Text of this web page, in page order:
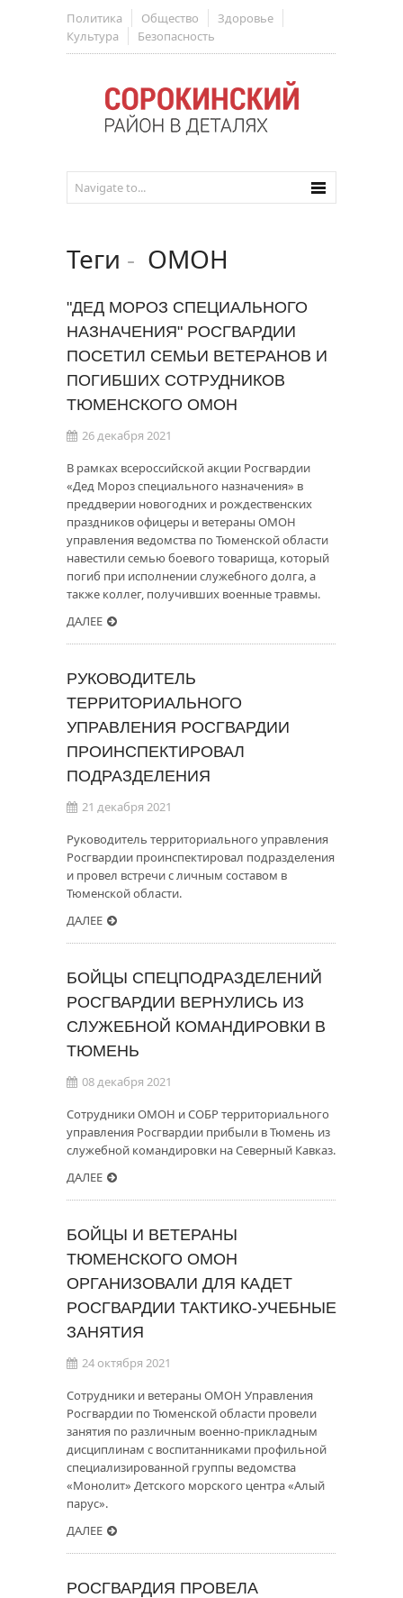
Политика Общество
Здоровье
Культура
Безопасность
Теги - ОМОН
"ДЕД МОРОЗ СПЕЦИАЛЬНОГО
НАЗНАЧЕНИЯ" РОСГВАРДИИ
ПОСЕТИЛ СЕМЬИ ВЕТЕРАНОВ И
ПОГИБШИХ СОТРУДНИКОВ
ТЮМЕНСКОГО ОМОН
26 декабря 2021
В рамках всероссийской акции Росгвардии
«Дед Мороз специального назначения» в
преддверии новогодних и рождественских
праздников офицеры и ветераны ОМОН
управления ведомства по Тюменской области
навестили семью боевого товарища, который
погиб при исполнении служебного долга, а
также коллег, получивших военные травмы.
ДАЛЕЕ
РУКОВОДИТЕЛЬ
ТЕРРИТОРИАЛЬНОГО
УПРАВЛЕНИЯ РОСГВАРДИИ
ПРОИНСПЕКТИРОВАЛ
ПОДРАЗДЕЛЕНИЯ
21 декабря 2021
Руководитель территориального управления
Росгвардии проинспектировал подразделения
и провел встречи с личным составом в
Тюменской области.
ДАЛЕЕ
БОЙЦЫ СПЕЦПОДРАЗДЕЛЕНИЙ
РОСГВАРДИИ ВЕРНУЛИСЬ ИЗ
СЛУЖЕБНОЙ КОМАНДИРОВКИ В
ТЮМЕНЬ
08 декабря 2021
Сотрудники ОМОН и СОБР территориального
управления Росгвардии прибыли в Тюмень из
служебной командировки на Северный Кавказ.
ДАЛЕЕ
БОЙЦЫ И ВЕТЕРАНЫ
ТЮМЕНСКОГО ОМОН
ОРГАНИЗОВАЛИ ДЛЯ КАДЕТ
РОСГВАРДИИ ТАКТИКО-УЧЕБНЫЕ
ЗАНЯТИЯ
24 октября 2021
Сотрудники и ветераны ОМОН Управления
Росгвардии по Тюменской области провели
занятия по различным военно-прикладным
дисциплинам с воспитанниками профильной
специализированной группы ведомства
«Монолит» Детского морского центра «Алый
парус».
ДАЛЕЕ
РОСГВАРДИЯ ПРОВЕЛА